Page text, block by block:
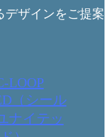
ザインをご提案